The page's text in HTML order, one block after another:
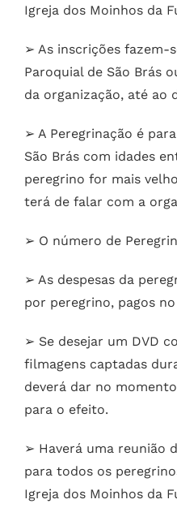
Igreja dos Moinhos da
➢ As inscrições fazem-
Paroquial de São Brás
da organização, até ao
➢ A Peregrinação é
São Brás com idades
peregrino for mais
terá de falar com a
➢ O número de
➢ As despesas da
por peregrino, pagos
➢ Se desejar um DVD
filmagens captadas
deverá dar no
para o efeito.
➢ Haverá uma reunião
para todos os
Igreja dos Moinhos da